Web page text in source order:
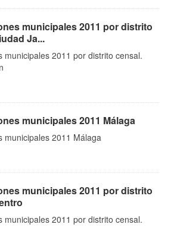
municipales 2011 por distrito
Ja...
municipales 2011 por distrito censal.
municipales 2011 Málaga
municipales 2011 Málaga
municipales 2011 por distrito
municipales 2011 por distrito censal.